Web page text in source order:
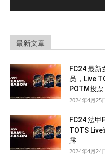
最新文章
FC24 最
员，Live
POTM投票
2024年4月25
FC24 法甲
TOTS
露
2024年4月24